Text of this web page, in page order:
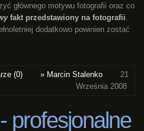
głównego motywu fotografii oraz co
fakt przedstawiony na fotografii.
dodatkowo powinien zostać
(0) » Marcin Stalenko
21
Września 2008
profesjonalne